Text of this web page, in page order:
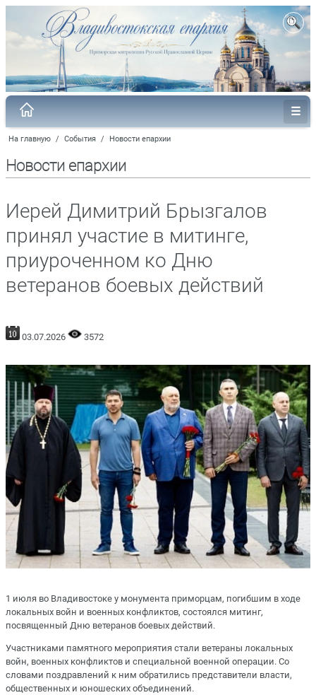
На главную / События / Новости епархии
Новости епархии
Иерей Димитрий Брызгалов
принял участие в митинге,
приуроченном ко Дню
ветеранов боевых действий
03.07.2026 3572
1 июля во Владивостоке у монумента приморцам, погибшим в ходе
локальных войн и военных конфликтов, состоялся митинг,
посвященный Дню ветеранов боевых действий.
Участниками памятного мероприятия стали ветераны локальных
войн, военных конфликтов и специальной военной операции. Со
словами поздравлений к ним обратились представители власти,
общественных и юношеских объединений.